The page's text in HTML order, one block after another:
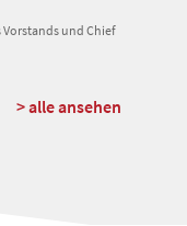
Vorstands und Chief
> alle ansehen